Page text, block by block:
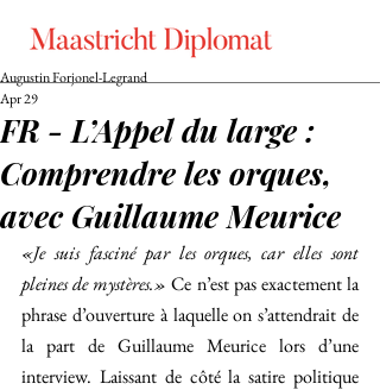
FR - L’Appel du large :
Comprendre les orques,
avec Guillaume Meurice
Augustin Forjonel-Legrand
Apr 29
«Je suis fasciné par les orques, car elles sont
pleines de mystères.» Ce n’est pas exactement la
phrase d’ouverture à laquelle on s’attendrait de
la part de Guillaume Meurice lors d’une
interview. Laissant de côté la satire politique